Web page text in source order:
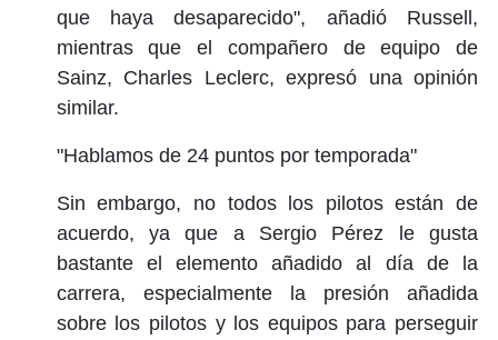
que haya desaparecido", añadió Russell,
mientras que el compañero de equipo de
Sainz, Charles Leclerc, expresó una opinión
similar.
"Hablamos de 24 puntos por temporada"
Sin embargo, no todos los pilotos están de
acuerdo, ya que a Sergio Pérez le gusta
bastante el elemento añadido al día de la
carrera, especialmente la presión añadida
sobre los pilotos y los equipos para perseguir